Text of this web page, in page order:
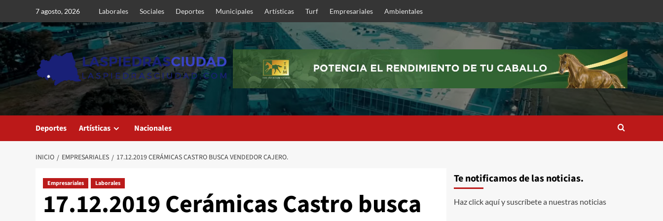
contenido
7 agosto, 2026 Laborales Sociales Deportes Municipales Artísticas Turf Empresariales Ambientales
Deportes Artísticas Nacionales
INICIO EMPRESARIALES 17.12.2019 CERÁMICAS CASTRO BUSCA VENDEDOR CAJERO.
Empresariales Laborales
17.12.2019 Cerámicas Castro busca
Te notificamos de las noticias.
Haz click aquí y suscríbete a nuestras noticias